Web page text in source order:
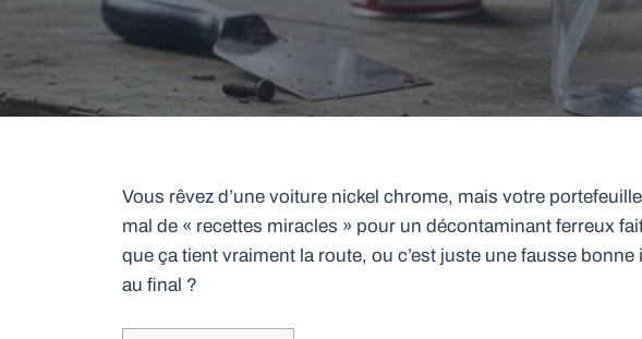
Vous rêvez d’une voiture nickel chrome, mais votre
mal de « recettes miracles » pour un décontaminant ferreux
que ça tient vraiment la route, ou c’est juste une fausse
au final ?